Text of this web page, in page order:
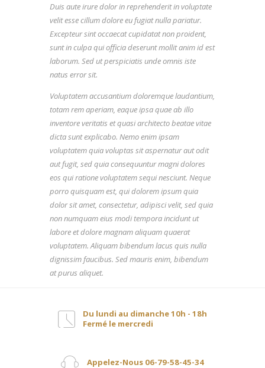
Duis aute irure dolor in reprehenderit in voluptate
velit esse cillum dolore eu fugiat nulla pariatur.
Excepteur sint occaecat cupidatat non proident,
sunt in culpa qui officia deserunt mollit anim id est
laborum. Sed ut perspiciatis unde omnis iste
natus error sit.
Voluptatem accusantium doloremque laudantium,
totam rem aperiam, eaque ipsa quae ab illo
inventore veritatis et quasi architecto beatae vitae
dicta sunt explicabo. Nemo enim ipsam
voluptatem quia voluptas sit aspernatur aut odit
aut fugit, sed quia consequuntur magni dolores
eos qui ratione voluptatem sequi nesciunt. Neque
porro quisquam est, qui dolorem ipsum quia
dolor sit amet, consectetur, adipisci velit, sed quia
non numquam eius modi tempora incidunt ut
labore et dolore magnam aliquam quaerat
voluptatem. Aliquam bibendum lacus quis nulla
dignissim faucibus. Sed mauris enim, bibendum
at purus aliquet.
Du lundi au dimanche 10h - 18h
Fermé le mercredi
Appelez-Nous 06-79-58-45-34